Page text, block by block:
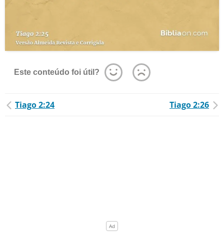
Este conteúdo foi útil?
Tiago 2:24 Tiago 2:26